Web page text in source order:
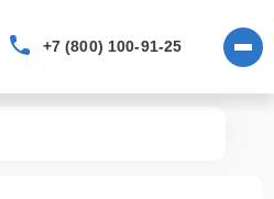
+7 (800) 100-91-25